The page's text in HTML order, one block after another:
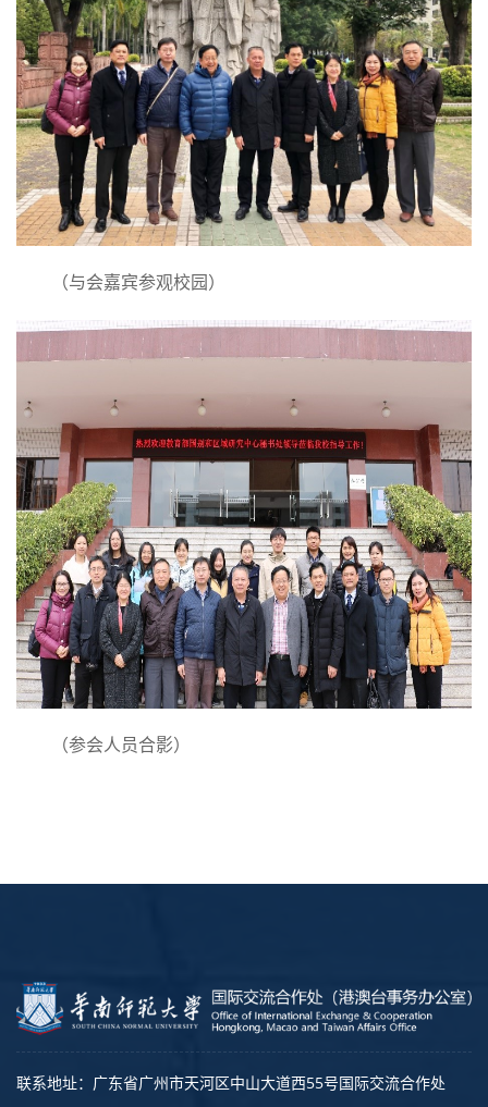
（与会嘉宾参观校园）
（参会人员合影）
联系地址：广东省广州市天河区中山大道西55号国际交流合作处